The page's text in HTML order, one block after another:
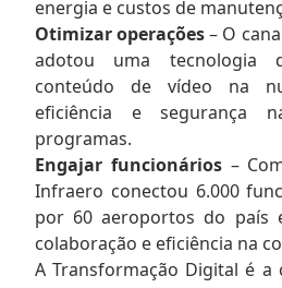
energia e custos de
Otimizar operações– O
adotou uma tecnologia
conteúdo de vídeo na
eficiência e segurança
programas.
Engajar funcionários–
Infraero conectou 6.000
por 60 aeroportos do país
colaboração e eficiência na
A Transformação Digital é a